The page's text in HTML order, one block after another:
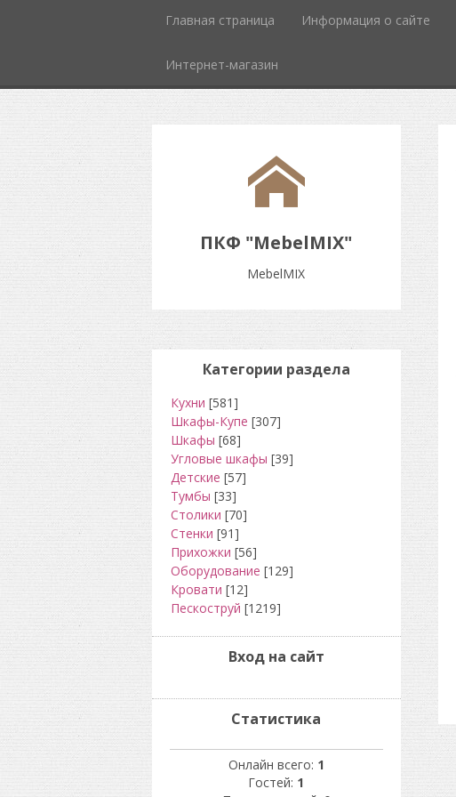
Главная страница Информация о сайте
Интернет-магазин
ПКФ "MebelMIX"
MebelMIX
Категории раздела
Кухни [581]
Шкафы-Купе [307]
Шкафы [68]
Угловые шкафы [39]
Детские [57]
Тумбы [33]
Столики [70]
Стенки [91]
Прихожки [56]
Оборудование [129]
Кровати [12]
Пескоструй [1219]
Вход на сайт
Статистика
Онлайн всего: 1
Гостей: 1